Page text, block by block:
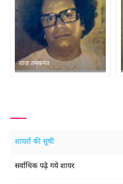
शाज़ तमकनत
शायरों की सूची
सर्वाधिक पढ़े गये शायर